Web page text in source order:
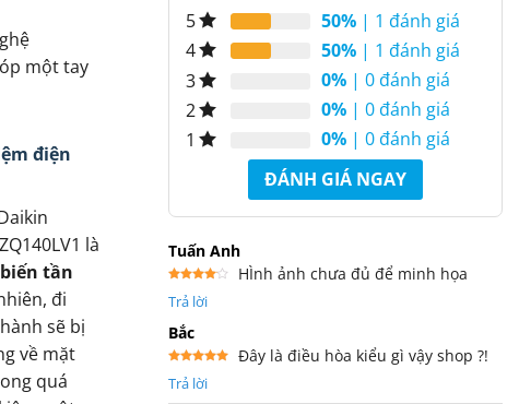
một tay
điện
là
tần
đi
sẽ bị
về mặt
quá
5 50% | 1 đánh giá
4
50% | 1 đánh giá
3
0% | 0 đánh giá
2
0% | 0 đánh giá
1
0% | 0 đánh giá
ĐÁNH GIÁ NGAY
Tuấn Anh
xếp
5 sao
HÌnh ảnh chưa đủ để minh họa
Trả lời
Bắc
hạng5
Đây là điều hòa kiểu gì vậy shop ?!
Trả lời